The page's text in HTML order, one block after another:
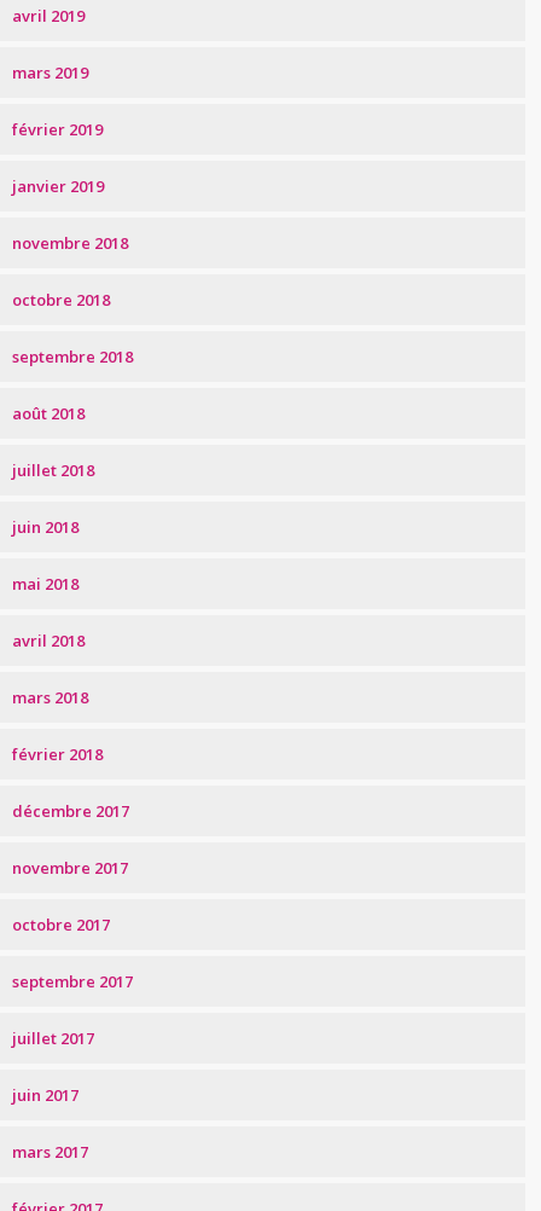
avril 2019
mars 2019
février 2019
janvier 2019
novembre 2018
octobre 2018
septembre 2018
août 2018
juillet 2018
juin 2018
mai 2018
avril 2018
mars 2018
février 2018
décembre 2017
novembre 2017
octobre 2017
septembre 2017
juillet 2017
juin 2017
mars 2017